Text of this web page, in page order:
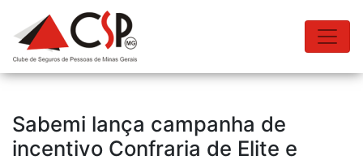
Sabemi lança campanha de
incentivo Confraria de Elite e